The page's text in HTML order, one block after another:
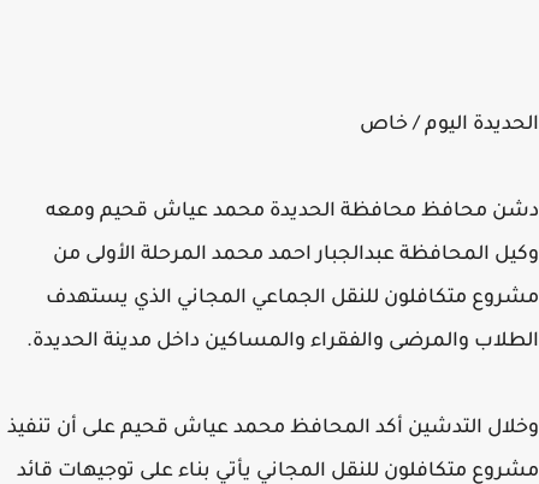
اليوم / خاص
محافظ محافظة الحديدة محمد عياش قحيم ومعه
المحافظة عبدالجبار احمد محمد المرحلة الأولى من
متكافلون للنقل الجماعي المجاني الذي يستهدف
والمرضى والفقراء والمساكين داخل مدينة الحديدة.
التدشين أكد المحافظ محمد عياش قحيم على أن تنفيذ
متكافلون للنقل المجاني يأتي بناء على توجيهات قائد